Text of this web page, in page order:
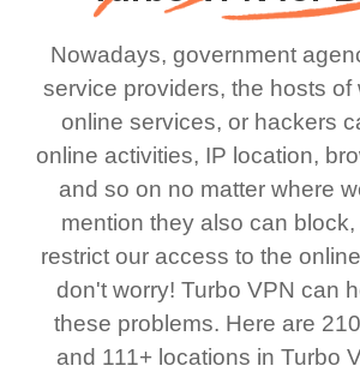
Nowadays, government
service providers, the hosts of
online services, or hackers
online activities, IP location,
and so on no matter where
mention they also can
restrict our access to the
don't worry! Turbo VPN can
these problems. Here are
and 111+ locations in Turbo